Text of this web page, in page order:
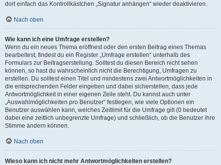
dort einfach das Kontrollkästchen „Signatur anhängen“ wieder deaktivieren.
Nach oben
Wie kann ich eine Umfrage erstellen?
Wenn du ein neues Thema eröffnest oder den ersten Beitrag eines Themas
bearbeitest, findest du ein Register „Umfrage erstellen“ unterhalb des
Formulars zur Beitragserstellung. Solltest du diesen Bereich nicht sehen
können, so hast du wahrscheinlich nicht die Berechtigung, Umfragen zu
erstellen. Du solltest einen Titel und mindestens zwei Antwortmöglichkeiten in
die entsprechenden Felder eingeben und dabei sicherstellen, dass jede
Antwortmöglichkeit in einer eigenen Zeile steht. Du kannst auch unter
„Auswahlmöglichkeiten pro Benutzer“ festlegen, wie viele Optionen ein
Benutzer auswählen kann, welches Zeitlimit für die Umfrage gilt (0 bedeutet
dabei eine zeitlich unbegrenzte Umfrage) und schließlich, ob die Benutzer ihre
Stimme ändern können.
Nach oben
Wieso kann ich nicht mehr Antwortmöglichkeiten erstellen?